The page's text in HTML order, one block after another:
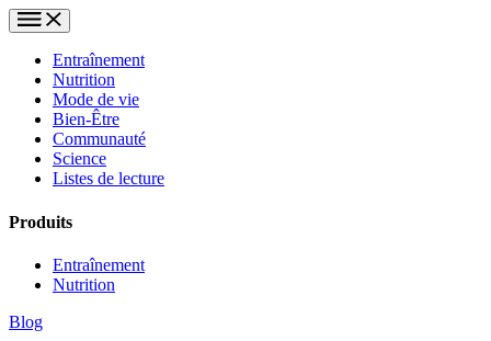
Entraînement
Nutrition
Mode de vie
Bien-Être
Communauté
Science
Listes de lecture
Produits
Entraînement
Nutrition
Blog